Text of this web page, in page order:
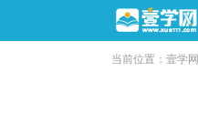
当前位置： 壹学网